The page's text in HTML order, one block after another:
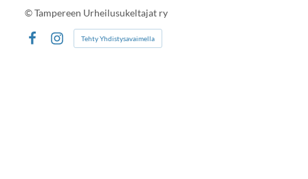
©Tampereen Urheilusukeltajat ry
Instagram
Tehty Yhdistysavaimella